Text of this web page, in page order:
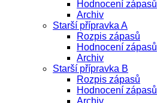
Hodnocení zápasů
Archiv
Starší přípravka A
Rozpis zápasů
Hodnocení zápasů
Archiv
Starší přípravka B
Rozpis zápasů
Hodnocení zápasů
Archiv